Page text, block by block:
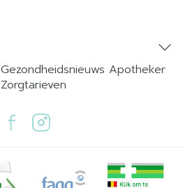
Gezondheidsnieuws Apotheker
Zorgtarieven